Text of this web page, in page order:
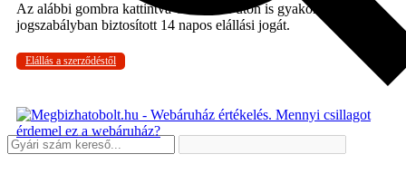
Az alábbi gombra kattintva Ön online úton is gyakorolhatja a
jogszabályban biztosított 14 napos elállási jogát.
Elállás a szerződéstől